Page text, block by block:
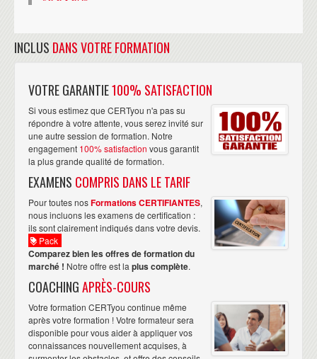
INCLUS DANS VOTRE FORMATION
VOTRE GARANTIE100% SATISFACTION
Si vous estimez que CERTyou n'a pas su
répondre à votre attente, vous serez invité sur
une autre session de formation. Notre
engagement 100% satisfaction vous garantit
la plus grande qualité de formation.
EXAMENS COMPRIS DANS LE TARIF
Pour toutes nosFormations CERTIFIANTES,
nous incluons les examens de certification :
ils sont clairement indiqués dans votre devis.
Pack
Comparez bien les offres de formation du
marché ! Notre offre est la plus complète.
COACHINGAPRÈS-COURS
Votre formation CERTyou continue même
après votre formation ! Votre formateur sera
disponible pour vous aider à appliquer vos
connaissances nouvellement acquises, à